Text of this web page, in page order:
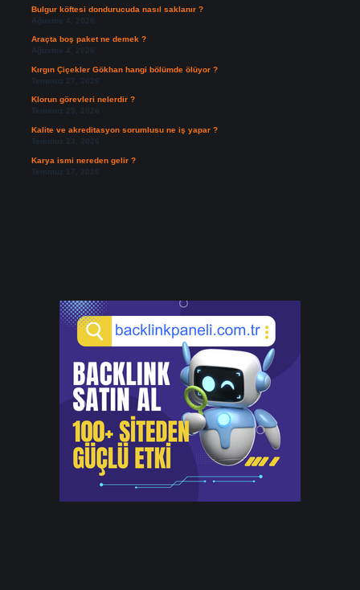
Bulgur köftesi dondurucuda nasıl saklanır ?
Ağustos 4, 2026
Araçta boş paket ne demek ?
Ağustos 4, 2026
Kırgın Çiçekler Gökhan hangi bölümde ölüyor ?
Temmuz 27, 2026
Klorun görevleri nelerdir ?
Temmuz 25, 2026
Kalite ve akreditasyon sorumlusu ne iş yapar ?
Temmuz 23, 2026
Karya ismi nereden gelir ?
Temmuz 17, 2026